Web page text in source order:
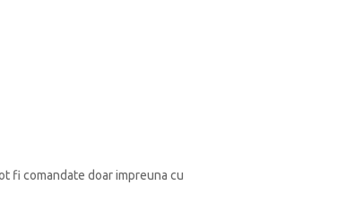
fi comandate doar impreuna cu